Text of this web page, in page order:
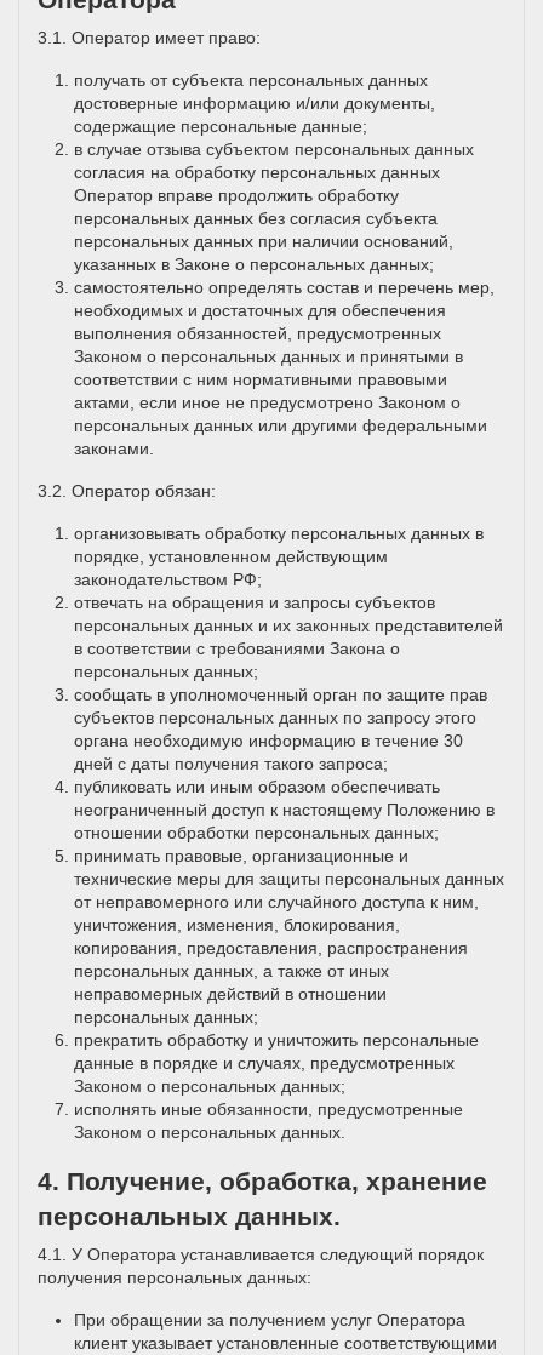
3.1. Оператор имеет право:
получать от субъекта персональных данных
достоверные информацию и/или документы,
содержащие персональные данные;
в случае отзыва субъектом персональных данных
согласия на обработку персональных данных
Оператор вправе продолжить обработку
персональных данных без согласия субъекта
персональных данных при наличии оснований,
указанных в Законе о персональных данных;
самостоятельно определять состав и перечень мер,
необходимых и достаточных для обеспечения
выполнения обязанностей, предусмотренных
Законом о персональных данных и принятыми в
соответствии с ним нормативными правовыми
актами, если иное не предусмотрено Законом о
персональных данных или другими федеральными
законами.
3.2. Оператор обязан:
организовывать обработку персональных данных в
порядке, установленном действующим
законодательством РФ;
отвечать на обращения и запросы субъектов
персональных данных и их законных представителей
в соответствии с требованиями Закона о
персональных данных;
сообщать в уполномоченный орган по защите прав
субъектов персональных данных по запросу этого
органа необходимую информацию в течение 30
дней с даты получения такого запроса;
публиковать или иным образом обеспечивать
неограниченный доступ к настоящему Положению в
отношении обработки персональных данных;
принимать правовые, организационные и
технические меры для защиты персональных данных
от неправомерного или случайного доступа к ним,
уничтожения, изменения, блокирования,
копирования, предоставления, распространения
персональных данных, а также от иных
неправомерных действий в отношении
персональных данных;
прекратить обработку и уничтожить персональные
данные в порядке и случаях, предусмотренных
Законом о персональных данных;
исполнять иные обязанности, предусмотренные
Законом о персональных данных.
4. Получение, обработка, хранение
персональных данных.
4.1. У Оператора устанавливается следующий порядок
получения персональных данных:
При обращении за получением услуг Оператора
клиент указывает установленные соответствующими